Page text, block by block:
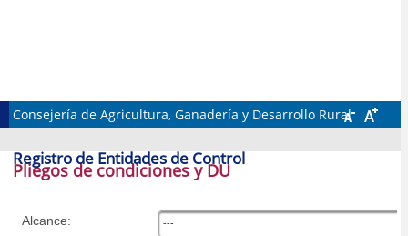
REC
Registro de Entidades de Control
Consejería de Agricultura, Ganadería y Desarrollo Rural
Pliegos de condiciones y DU
Alcance: ---